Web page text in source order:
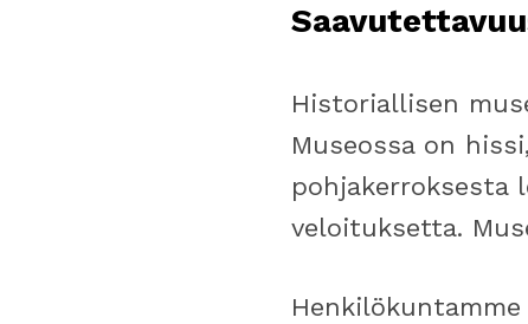
Historiallisen
Museossa on
pohjakerroksesta
veloituksetta.